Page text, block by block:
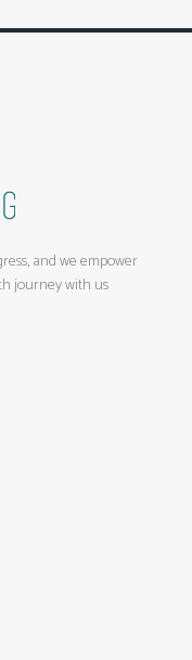
and we empower
journey with us